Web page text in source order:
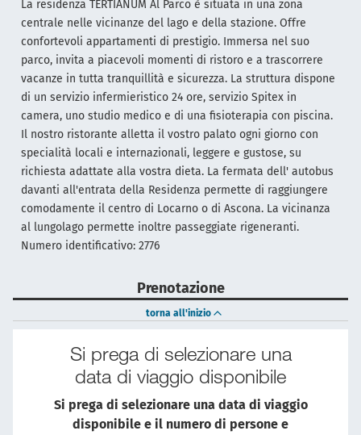
La residenza TERTIANUM Al Parco è situata in una zona
centrale nelle vicinanze del lago e della stazione. Offre
confortevoli appartamenti di prestigio. Immersa nel suo
parco, invita a piacevoli momenti di ristoro e a trascorrere
vacanze in tutta tranquillità e sicurezza. La struttura dispone
di un servizio infermieristico 24 ore, servizio Spitex in
camera, uno studio medico e di una fisioterapia con piscina.
Il nostro ristorante alletta il vostro palato ogni giorno con
specialità locali e internazionali, leggere e gustose, su
richiesta adattate alla vostra dieta. La fermata dell' autobus
davanti all'entrata della Residenza permette di raggiungere
comodamente il centro di Locarno o di Ascona. La vicinanza
al lungolago permette inoltre passeggiate rigeneranti.
Numero identificativo: 2776
Prenotazione
torna all'inizio
Si prega di selezionare una
data di viaggio disponibile
Si prega di selezionare una data di viaggio
disponibile e il numero di persone e